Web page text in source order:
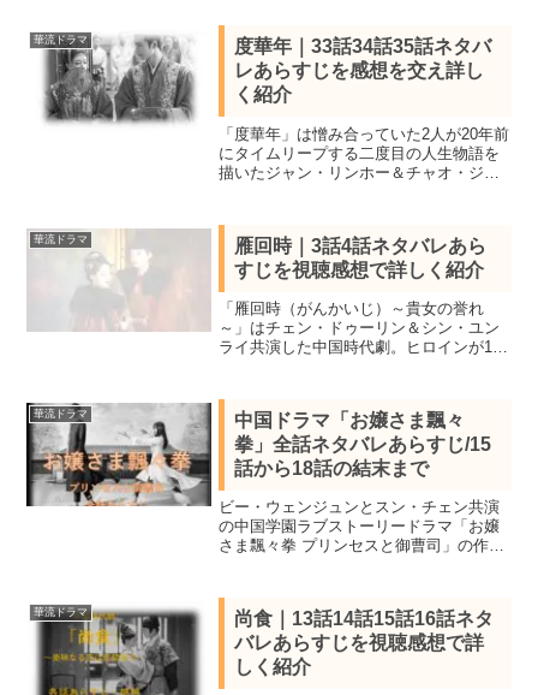
華流ドラマ
度華年｜33話34話35話ネタバ
レあらすじを感想を交え詳し
く紹介
「度華年」は憎み合っていた2人が20年前
にタイムリープする二度目の人生物語を
描いたジャン・リンホー＆チャオ・ジン
話35話ネタバレ感想を詳しく紹介しま
す。
華流ドラマ
雁回時｜3話4話ネタバレあら
すじを視聴感想で詳しく紹介
「雁回時（がんかいじ）～貴女の誉れ
～」はチェン・ドゥーリン＆シン・ユン
ライ共演した中国時代劇。ヒロインが17
し全話あらすじ一覧、3話4話をネタバレ
感想で詳しく紹介
華流ドラマ
中国ドラマ「お嬢さま飄々
拳」全話ネタバレあらすじ/15
話から18話の結末まで
ビー・ウェンジュンとスン・チェン共演
の中国学園ラブストーリードラマ「お嬢
さま飄々拳 プリンセスと御曹司」の作品
猛反対」16話「掟破りの代償」17話「一
門会議」18話「誕生日の光と影」まで
華流ドラマ
尚食｜13話14話15話16話ネタ
バレあらすじを視聴感想で詳
しく紹介